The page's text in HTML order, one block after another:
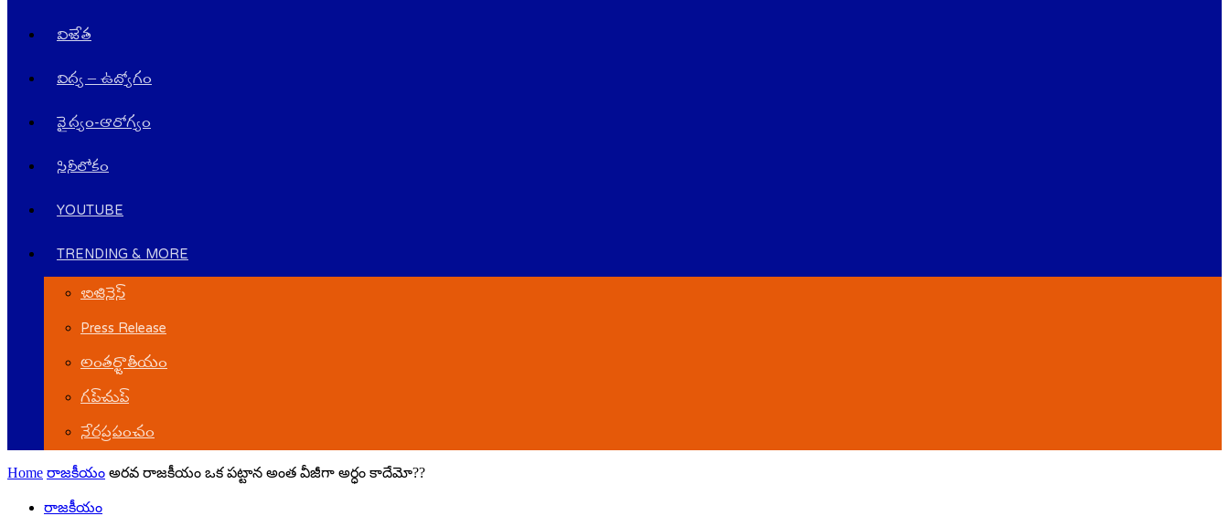
విజేత
విద్య – ఉద్యోగం
వైద్యం-ఆరోగ్యం
సినీలోకం
YOUTUBE
TRENDING & MORE
బిజినెస్
Press Release
అంతర్జాతీయం
గ‌ప్‌చుప్
నేర‌ప్ర‌పంచం
Home రాజ‌కీయం అర‌వ రాజ‌కీయం ఒక ప‌ట్టాన అంత వీజీగా అర్ధం కాదేమో??
రాజ‌కీయం